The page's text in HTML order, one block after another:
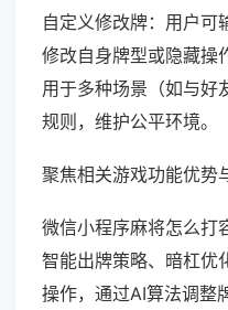
自定义修改牌：用户可
修改自身牌型或隐藏操
用于多种场景（如与好
规则，维护公平环境。
聚焦相关游戏功能优势
微信小程序麻将怎么打
智能出牌策略、暗杠优
操作，通过AI算法调整